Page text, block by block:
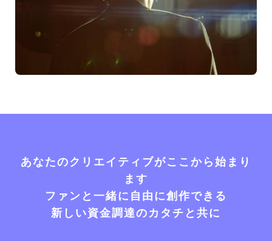
あなたのクリエイティブがここから始まり
ます
ファンと一緒に自由に創作できる
新しい資金調達のカタチと共に